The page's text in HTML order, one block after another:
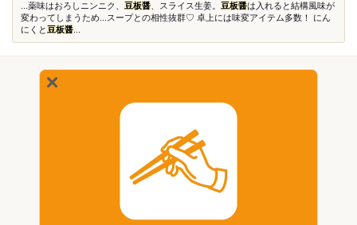
...薬味はおろしニンニク、 豆板醤 、スライス生姜。 豆板醤は入れると結構風味が
変わってしまうため...スープとの相性抜群♡ 卓上には味変アイテム多数！ にん
にくと豆板醤